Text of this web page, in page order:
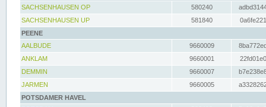
SACHSENHAUSEN OP
580240
SACHSENHAUSEN UP
581840
PEENE
AALBUDE
9660009
ANKLAM
9660001
DEMMIN
9660007
JARMEN
9660005
POTSDAMER HAVEL